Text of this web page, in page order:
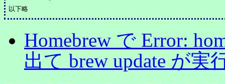
Homebrew で Error:
出て brew update が実